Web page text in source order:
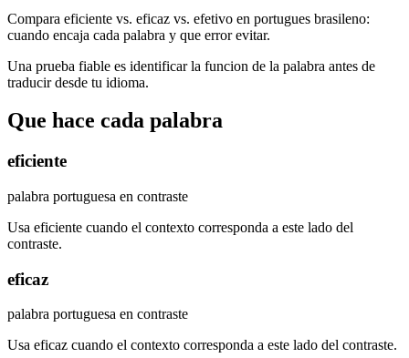
Compara eficiente vs. eficaz vs. efetivo en portugues brasileno:
cuando encaja cada palabra y que error evitar.
Una prueba fiable es identificar la funcion de la palabra antes de
traducir desde tu idioma.
Que hace cada palabra
eficiente
palabra portuguesa en contraste
Usa eficiente cuando el contexto corresponda a este lado del
contraste.
eficaz
palabra portuguesa en contraste
Usa eficaz cuando el contexto corresponda a este lado del contraste.